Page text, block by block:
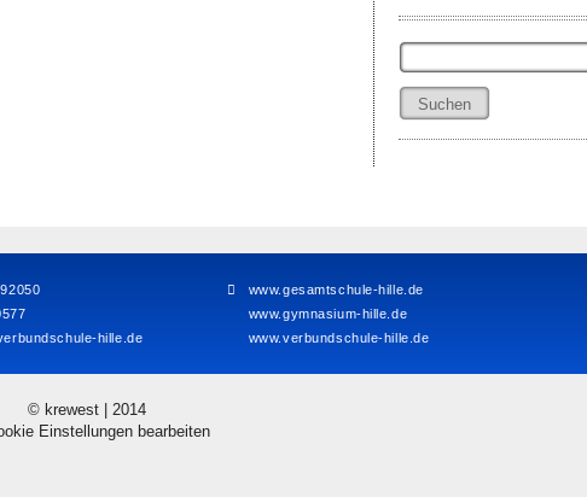
Suchen
hille.de
www.gesamtschule-hille.de
www.gymnasium-hille.de
www.verbundschule-hille.de
© krewest | 2014
Einstellungen bearbeiten